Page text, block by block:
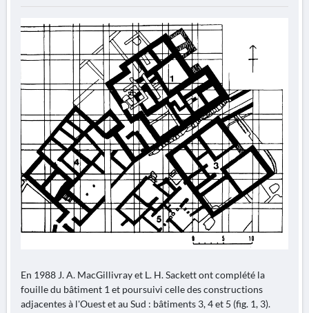
En 1988 J. A. MacGillivray et L. H. Sackett ont complété la
fouille du bâtiment 1 et poursuivi celle des constructions
adjacentes à l'Ouest et au Sud : bâtiments 3, 4 et 5 (fig. 1, 3).